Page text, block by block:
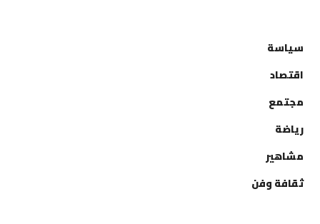
سياسة
اقتصاد
مجتمع
رياضة
مشاهير
ثقافة وفن